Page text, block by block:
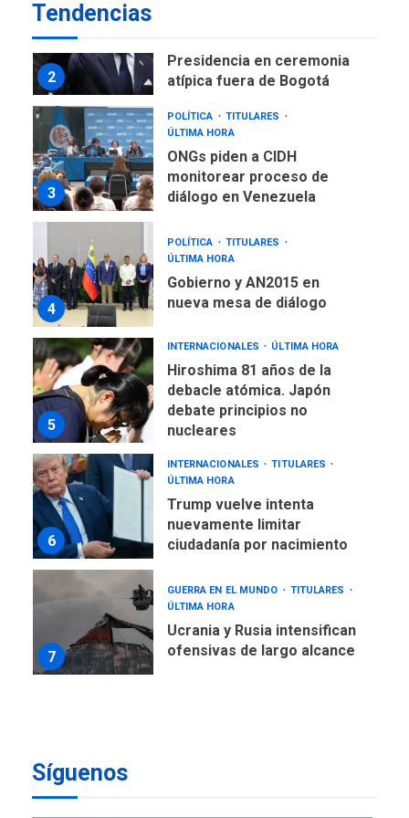
Tendencias
2
Presidencia en ceremonia
atípica fuera de Bogotá
3
POLÍTICA
TITULARES
ÚLTIMA HORA
ONGs piden a CIDH
monitorear proceso de
diálogo en Venezuela
4
POLÍTICA
TITULARES
ÚLTIMA HORA
Gobierno y AN2015 en
nueva mesa de diálogo
5
INTERNACIONALES ÚLTIMA HORA
Hiroshima 81 años de la
debacle atómica. Japón
debate principios no
nucleares
6
INTERNACIONALES
TITULARES
ÚLTIMA HORA
Trump vuelve intenta
nuevamente limitar
ciudadanía por nacimiento
7
GUERRA EN EL MUNDO
TITULARES
ÚLTIMA HORA
Ucrania y Rusia intensifican
ofensivas de largo alcance
1
Síguenos